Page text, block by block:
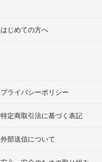
はじめての方へ
プライバシーポリシー
特定商取引法に基づく表記
外部送信について